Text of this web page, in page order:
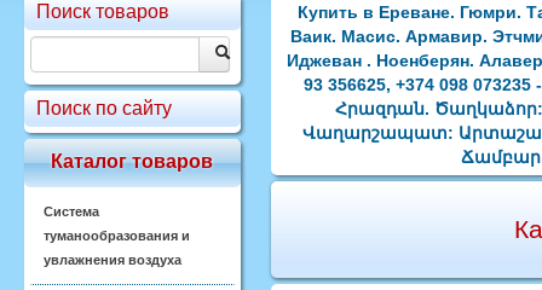
Поиск товаров
Поиск по сайту
Каталог товаров
Система
туманообразования и
увлажнения воздуха
Купить в Ереване. Гюмри.
Ваик. Масис. Армавир.
Иджеван . Ноенберян.
93 356625, +374 098
Հրազդան. Ծաղկաձոր:
Վաղարշապատ: